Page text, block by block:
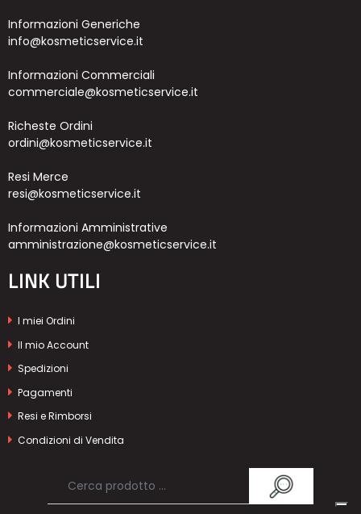
Informazioni Generiche
info@kosmeticservice.it
Informazioni Commerciali
commerciale@kosmeticservice.it
Richeste Ordini
ordini@kosmeticservice.it
Resi Merce
resi@kosmeticservice.it
Informazioni Amministrative
amministrazione@kosmeticservice.it
LINK UTILI
I miei Ordini
Il mio Account
Spedizioni
Pagamenti
Resi e Rimborsi
Condizioni di Vendita
Powered & Designed byPassepartout